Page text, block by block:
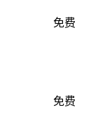
免费
免费